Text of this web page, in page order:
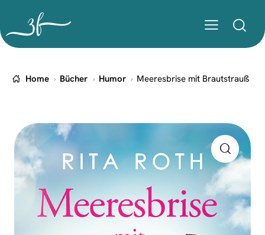
Home Bücher Humor Meeresbrise mit Brautstrauß